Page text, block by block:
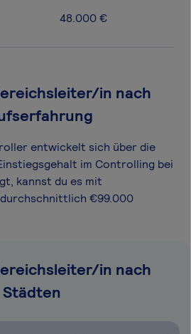
48.000 €
in nach
entwickelt sich über die
im Controlling bei
kannst du es mit
€99.000
in nach
Städten